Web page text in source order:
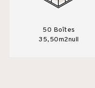
50 Boîtes
35,50m2null